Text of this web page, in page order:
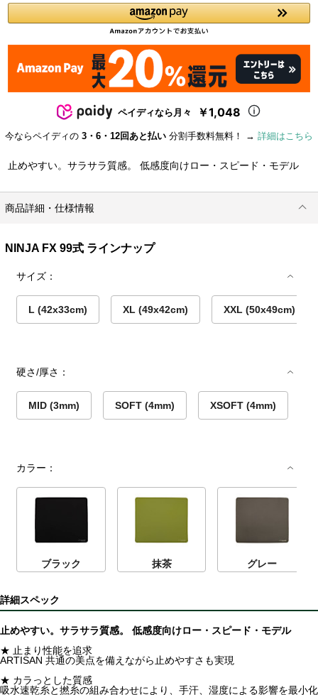
ペイディなら月々 ￥1,048
今ならペイディの 3・6・12回あと払い 分割手数料無料！ → 詳細はこちら
止めやすい。サラサラ質感。 低感度向けロー・スピード・モデル
商品詳細・仕様情報
NINJA FX 99式 ラインナップ
サイズ：
L (42x33cm) XL (49x42cm) XXL (50x49cm)
硬さ/厚さ：
MID (3mm) SOFT (4mm) XSOFT (4mm)
カラー：
ブラック 抹茶 グレー
詳細スペック
止めやすい。サラサラ質感。 低感度向けロー・スピード・モデル
★ 止まり性能を追求
ARTISAN 共通の美点を備えながら止めやすさも実現
★ カラっとした質感
吸水速乾糸と撚糸の組み合わせにより、手汗、湿度による影響を最小化